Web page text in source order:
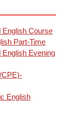
Course
Part-Time
Evening
English